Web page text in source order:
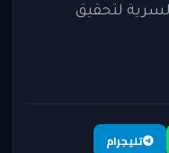
لتحقيق
تليجرام